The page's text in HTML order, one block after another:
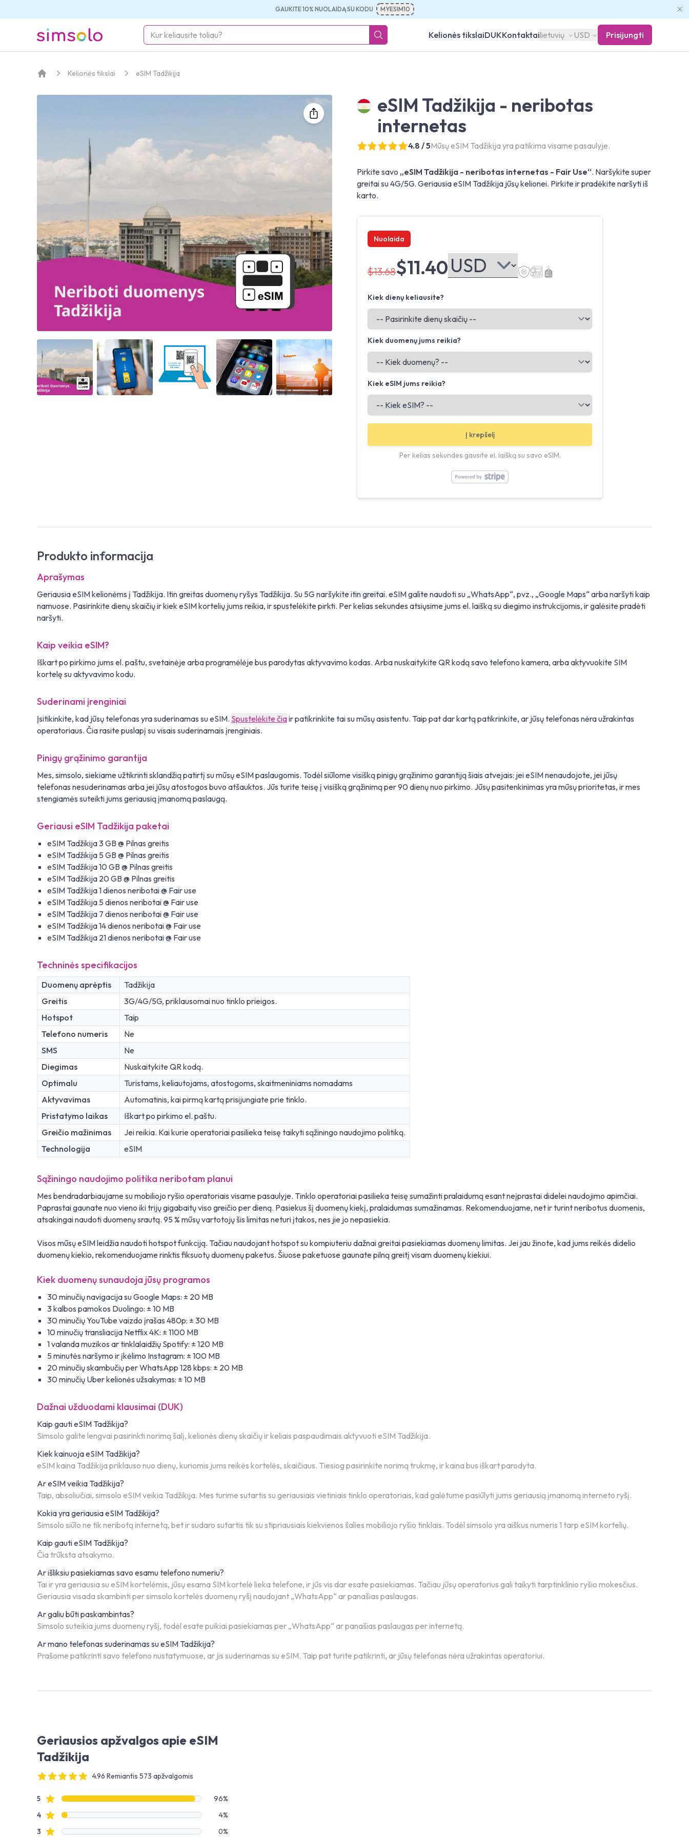
GAUKITE 10% NUOLAIDĄ SU KODU MYESIM10
simsolo Kelionės tikslaiDUKKontaktailietuvių USD Prisijungti
Kelionės tikslai eSIM Tadžikija
Angled view Angled view Angled view Angled view Angled view
eSIM Tadžikija - neribotas
internetas
4.8 / 5Mūsų eSIM Tadžikija yra patikima visame pasaulyje.
Pirkite savo „eSIM Tadžikija - neribotas internetas - Fair Use“. Naršykite super
greitai su 4G/5G. Geriausia eSIM Tadžikija jūsų kelionei. Pirkite ir pradėkite naršyti iš
karto.
Nuolaida
$13.68$11.40
Kiek dienų keliausite?
Kiek duomenų jums reikia?
Kiek eSIM jums reikia?
Į krepšelį
Per kelias sekundes gausite el. laišką su savo eSIM.
Produkto informacija
Aprašymas
Geriausia eSIM kelionėms į Tadžikija. Itin greitas duomenų ryšys Tadžikija. Su 5G naršykite itin greitai. eSIM galite naudoti su „WhatsApp“, pvz., „Google Maps“ arba naršyti kaip
namuose. Pasirinkite dienų skaičių ir kiek eSIM kortelių jums reikia, ir spustelėkite pirkti. Per kelias sekundes atsiųsime jums el. laišką su diegimo instrukcijomis, ir galėsite pradėti
naršyti.
Kaip veikia eSIM?
Iškart po pirkimo jums el. paštu, svetainėje arba programėlėje bus parodytas aktyvavimo kodas. Arba nuskaitykite QR kodą savo telefono kamera, arba aktyvuokite SIM
kortelę su aktyvavimo kodu.
Suderinami įrenginiai
Įsitikinkite, kad jūsų telefonas yra suderinamas su eSIM. Spustelėkite čiair patikrinkite tai su mūsų asistentu. Taip pat dar kartą patikrinkite, ar jūsų telefonas nėra užrakintas
operatoriaus. Čia rasite puslapį su visais suderinamais įrenginiais.
Pinigų grąžinimo garantija
Mes, simsolo, siekiame užtikrinti sklandžią patirtį su mūsų eSIM paslaugomis. Todėl siūlome visišką pinigų grąžinimo garantiją šiais atvejais: jei eSIM nenaudojote, jei jūsų
telefonas nesuderinamas arba jei jūsų atostogos buvo atšauktos. Jūs turite teisę į visišką grąžinimą per 90 dienų nuo pirkimo. Jūsų pasitenkinimas yra mūsų prioritetas, ir mes
stengiamės suteikti jums geriausią įmanomą paslaugą.
Geriausi eSIM Tadžikija paketai
eSIM Tadžikija 3 GB @ Pilnas greitis
eSIM Tadžikija 5 GB @ Pilnas greitis
eSIM Tadžikija 10 GB @ Pilnas greitis
eSIM Tadžikija 20 GB @ Pilnas greitis
eSIM Tadžikija 1 dienos neribotai @ Fair use
eSIM Tadžikija 5 dienos neribotai @ Fair use
eSIM Tadžikija 7 dienos neribotai @ Fair use
eSIM Tadžikija 14 dienos neribotai @ Fair use
eSIM Tadžikija 21 dienos neribotai @ Fair use
Techninės specifikacijos
Duomenų aprėptis
Tadžikija
Greitis
3G/4G/5G, priklausomai nuo tinklo prieigos.
Hotspot
Taip
Telefono numeris
Ne
SMS
Ne
Diegimas
Nuskaitykite QR kodą.
Optimalu
Turistams, keliautojams, atostogoms, skaitmeniniams nomadams
Aktyvavimas
Automatinis, kai pirmą kartą prisijungiate prie tinklo.
Pristatymo laikas
Iškart po pirkimo el. paštu.
Greičio mažinimas
Jei reikia. Kai kurie operatoriai pasilieka teisę taikyti sąžiningo naudojimo politiką.
Technologija
eSIM
Sąžiningo naudojimo politika neribotam planui
Mes bendradarbiaujame su mobiliojo ryšio operatoriais visame pasaulyje. Tinklo operatoriai pasilieka teisę sumažinti pralaidumą esant neįprastai didelei naudojimo apimčiai.
Paprastai gaunate nuo vieno iki trijų gigabaitų viso greičio per dieną. Pasiekus šį duomenų kiekį, pralaidumas sumažinamas. Rekomenduojame, net ir turint neribotus duomenis,
atsakingai naudoti duomenų srautą. 95 % mūsų vartotojų šis limitas neturi įtakos, nes jie jo nepasiekia.
Visos mūsų eSIM leidžia naudoti hotspot funkciją. Tačiau naudojant hotspot su kompiuteriu dažnai greitai pasiekiamas duomenų limitas. Jei jau žinote, kad jums reikės didelio
duomenų kiekio, rekomenduojame rinktis fiksuotų duomenų paketus. Šiuose paketuose gaunate pilną greitį visam duomenų kiekiui.
Kiek duomenų sunaudoja jūsų programos
30 minučių navigacija su Google Maps: ± 20 MB
3 kalbos pamokos Duolingo: ± 10 MB
30 minučių YouTube vaizdo įrašas 480p: ± 30 MB
10 minučių transliacija Netflix 4K: ± 1100 MB
1 valanda muzikos ar tinklalaidžių Spotify: ± 120 MB
5 minutės naršymo ir įkėlimo Instagram: ± 100 MB
20 minučių skambučių per WhatsApp 128 kbps: ± 20 MB
30 minučių Uber kelionės užsakymas: ± 10 MB
Dažnai užduodami klausimai (DUK)
Kaip gauti eSIM Tadžikija?
Simsolo galite lengvai pasirinkti norimą šalį, kelionės dienų skaičių ir keliais paspaudimais aktyvuoti eSIM Tadžikija.
Kiek kainuoja eSIM Tadžikija?
eSIM kaina Tadžikija priklauso nuo dienų, kuriomis jums reikės kortelės, skaičiaus. Tiesiog pasirinkite norimą trukmę, ir kaina bus iškart parodyta.
Ar eSIM veikia Tadžikija?
Taip, absoliučiai, simsolo eSIM veikia Tadžikija. Mes turime sutartis su geriausiais vietiniais tinklo operatoriais, kad galėtume pasiūlyti jums geriausią įmanomą interneto ryšį.
Kokia yra geriausia eSIM Tadžikija?
Simsolo siūlo ne tik neribotą internetą, bet ir sudaro sutartis tik su stipriausiais kiekvienos šalies mobiliojo ryšio tinklais. Todėl simsolo yra aiškus numeris 1 tarp eSIM kortelių.
Kaip gauti eSIM Tadžikija?
Čia trūksta atsakymo.
Ar išliksiu pasiekiamas savo esamu telefono numeriu?
Tai ir yra geriausia su eSIM kortelėmis, jūsų esama SIM kortelė lieka telefone, ir jūs vis dar esate pasiekiamas. Tačiau jūsų operatorius gali taikyti tarptinklinio ryšio mokesčius.
Geriausia visada skambinti per simsolo kortelės duomenų ryšį naudojant „WhatsApp“ ar panašias paslaugas.
Ar galiu būti paskambintas?
Simsolo suteikia jums duomenų ryšį, todėl esate puikiai pasiekiamas per „WhatsApp“ ar panašias paslaugas per internetą.
Ar mano telefonas suderinamas su eSIM Tadžikija?
Prašome patikrinti savo telefono nustatymuose, ar jis suderinamas su eSIM. Taip pat turite patikrinti, ar jūsų telefonas nėra užrakintas operatoriui.
Geriausios apžvalgos apie eSIM
Tadžikija
4.96 Remiantis 573 apžvalgomis
Apžvalgų duomenys
5Žvaigždučių apžvalgos
96%
4Žvaigždučių apžvalgos
4%
3 Žvaigždučių apžvalgos 0%